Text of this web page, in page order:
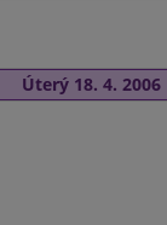
Úterý 18. 4. 2006